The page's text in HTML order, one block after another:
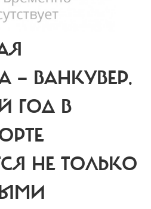
— ВАНКУВЕР.
ГОД В
НЕ ТОЛЬКО